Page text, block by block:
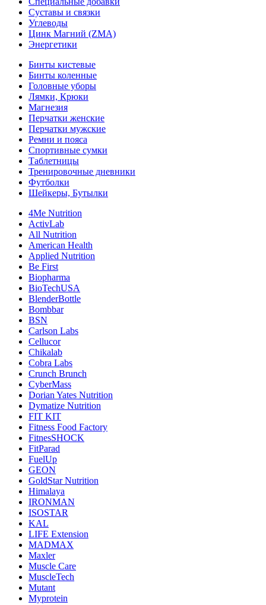
Суставы и связки
Углеводы
Цинк Магний (ZMA)
Энергетики
Бинты кистевые
Бинты коленные
Головные уборы
Лямки, Крюки
Магнезия
Перчатки женские
Перчатки мужские
Ремни и пояса
Спортивные сумки
Таблетницы
Тренировочные дневники
Футболки
Шейкеры, Бутылки
4Me Nutrition
ActivLab
All Nutrition
American Health
Applied Nutrition
Be First
Biopharma
BioTechUSA
BlenderBottle
Bombbar
BSN
Carlson Labs
Cellucor
Chikalab
Cobra Labs
Crunch Brunch
CyberMass
Dorian Yates Nutrition
Dymatize Nutrition
FIT KIT
Fitness Food Factory
FitnesSHOCK
FitParad
FuelUp
GEON
GoldStar Nutrition
Himalaya
IRONMAN
ISOSTAR
KAL
LIFE Extension
MADMAX
Maxler
Muscle Care
MuscleTech
Mutant
Myprotein